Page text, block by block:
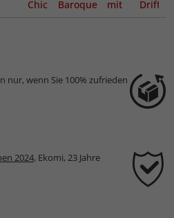
Chic Baroque mit
nur, wenn Sie 100% zufrieden
2024, Ekomi, 23 Jahre